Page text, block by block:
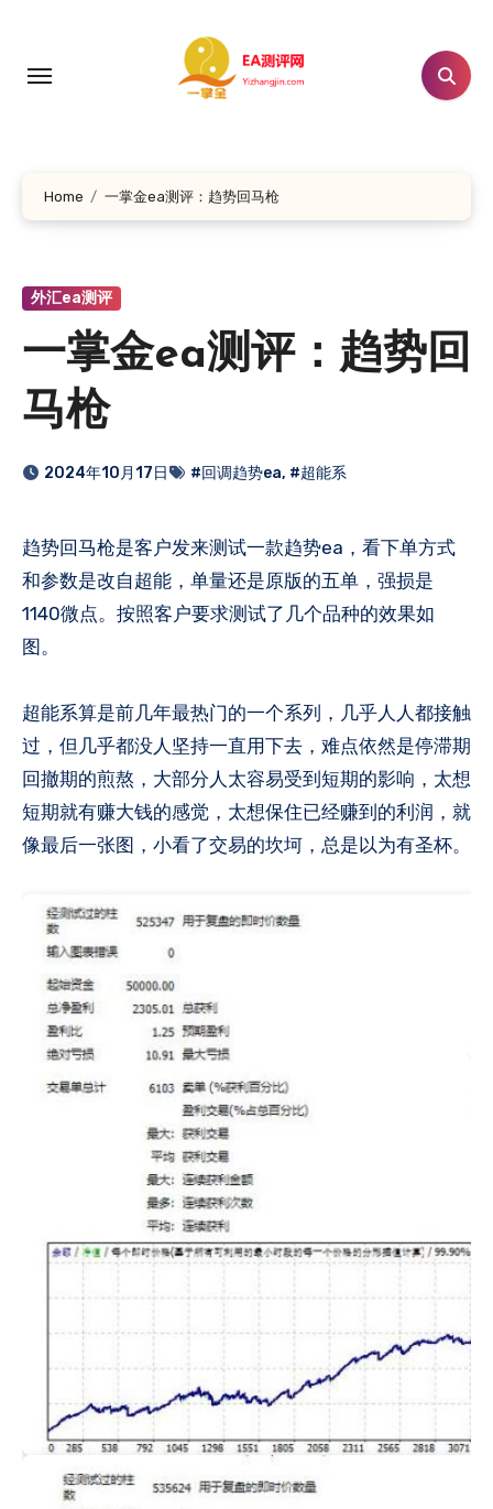
Home 一掌金ea测评：趋势回马枪
外汇ea测评
一掌金ea测评：趋势回
马枪
2024年10月17日 #回调趋势ea, #超能系
趋势回马枪是客户发来测试一款趋势ea，看下单方式
和参数是改自超能，单量还是原版的五单，强损是
1140微点。按照客户要求测试了几个品种的效果如
图。
超能系算是前几年最热门的一个系列，几乎人人都接触
过，但几乎都没人坚持一直用下去，难点依然是停滞期
回撤期的煎熬，大部分人太容易受到短期的影响，太想
短期就有赚大钱的感觉，太想保住已经赚到的利润，就
像最后一张图，小看了交易的坎坷，总是以为有圣杯。